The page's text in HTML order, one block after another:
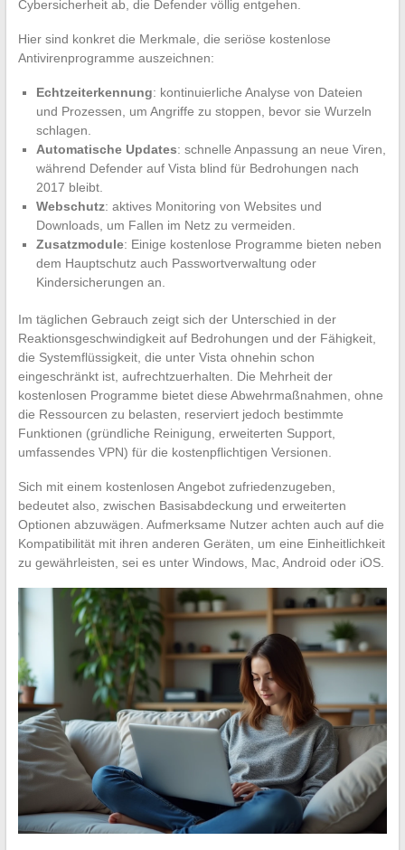
Cybersicherheit ab, die Defender völlig entgehen.
Hier sind konkret die Merkmale, die seriöse kostenlose
Antivirenprogramme auszeichnen:
Echtzeiterkennung: kontinuierliche Analyse von Dateien
und Prozessen, um Angriffe zu stoppen, bevor sie Wurzeln
schlagen.
Automatische Updates: schnelle Anpassung an neue Viren,
während Defender auf Vista blind für Bedrohungen nach
2017 bleibt.
Webschutz: aktives Monitoring von Websites und
Downloads, um Fallen im Netz zu vermeiden.
Zusatzmodule: Einige kostenlose Programme bieten neben
dem Hauptschutz auch Passwortverwaltung oder
Kindersicherungen an.
Im täglichen Gebrauch zeigt sich der Unterschied in der
Reaktionsgeschwindigkeit auf Bedrohungen und der Fähigkeit,
die Systemflüssigkeit, die unter Vista ohnehin schon
eingeschränkt ist, aufrechtzuerhalten. Die Mehrheit der
kostenlosen Programme bietet diese Abwehrmaßnahmen, ohne
die Ressourcen zu belasten, reserviert jedoch bestimmte
Funktionen (gründliche Reinigung, erweiterten Support,
umfassendes VPN) für die kostenpflichtigen Versionen.
Sich mit einem kostenlosen Angebot zufriedenzugeben,
bedeutet also, zwischen Basisabdeckung und erweiterten
Optionen abzuwägen. Aufmerksame Nutzer achten auch auf die
Kompatibilität mit ihren anderen Geräten, um eine Einheitlichkeit
zu gewährleisten, sei es unter Windows, Mac, Android oder iOS.